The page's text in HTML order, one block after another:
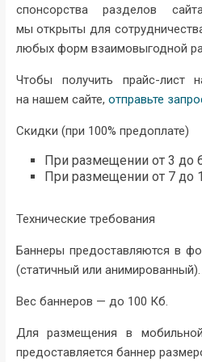
спонсорства разделов
мы открыты для
любых форм взаимовыгодной
Чтобы получить прайс-лист
на нашем сайте, отправьте
Скидки (при 100% предоплате)
При размещении от 3 до
При размещении от 7 до
Технические требования
Баннеры предоставляются в
(статичный или анимированный).
Вес баннеров — до 100 Кб.
Для размещения в
предоставляется баннер